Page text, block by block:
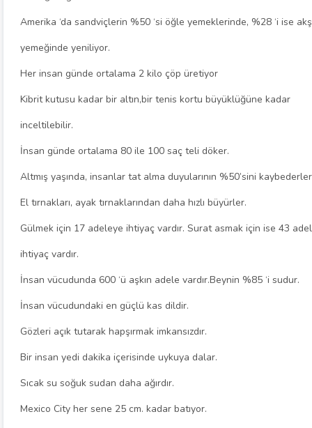
Amerika ‘da sandviçlerin %50 ‘si öğle yemeklerinde, %28 ‘i ise
yemeğinde yeniliyor.
Her insan günde ortalama 2 kilo çöp üretiyor
Kibrit kutusu kadar bir altın,bir tenis kortu büyüklüğüne kadar
inceltilebilir.
İnsan günde ortalama 80 ile 100 saç teli döker.
Altmış yaşında, insanlar tat alma duyularının %50’sini
El tırnakları, ayak tırnaklarından daha hızlı büyürler.
Gülmek için 17 adeleye ihtiyaç vardır. Surat asmak için ise 43
ihtiyaç vardır.
İnsan vücudunda 600 ‘ü aşkın adele vardır.Beynin %85 ‘i sudur.
İnsan vücudundaki en güçlü kas dildir.
Gözleri açık tutarak hapşırmak imkansızdır.
Bir insan yedi dakika içerisinde uykuya dalar.
Sıcak su soğuk sudan daha ağırdır.
Mexico City her sene 25 cm. kadar batıyor.